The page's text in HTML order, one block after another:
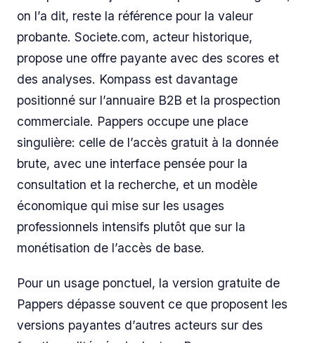
on l’a dit, reste la référence pour la valeur
probante. Societe.com, acteur historique,
propose une offre payante avec des scores et
des analyses. Kompass est davantage
positionné sur l’annuaire B2B et la prospection
commerciale. Pappers occupe une place
singulière: celle de l’accès gratuit à la donnée
brute, avec une interface pensée pour la
consultation et la recherche, et un modèle
économique qui mise sur les usages
professionnels intensifs plutôt que sur la
monétisation de l’accès de base.
Pour un usage ponctuel, la version gratuite de
Pappers dépasse souvent ce que proposent les
versions payantes d’autres acteurs sur des